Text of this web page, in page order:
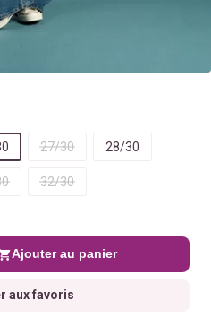
27/30 28/30
32/30
Ajouter au panier
aux favoris